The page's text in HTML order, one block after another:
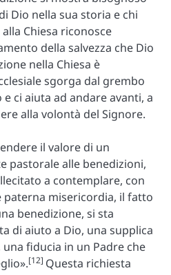
Dio nella sua storia e chi
Chiesa riconosce
della salvezza che Dio
nella Chiesa è
sgorga dal grembo
ci aiuta ad andare avanti, a
alla volontà del Signore.
il valore di un
pastorale alle benedizioni,
a contemplare, con
misericordia, il fatto
benedizione, si sta
di aiuto a Dio, una supplica
fiducia in un Padre che
[12] Questa richiesta